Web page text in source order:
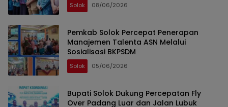
Solok 08/06/2026
Pemkab Solok Percepat Penerapan
Manajemen Talenta ASN Melalui
Sosialisasi BKPSDM
Solok 05/06/2026
Bupati Solok Dukung Percepatan Fly
Over Padang Luar dan Jalan Lubuk